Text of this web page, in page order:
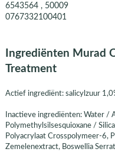
6543564 , 50009
0767332100401
Ingrediënten Murad
Treatment
Actief ingrediënt: salicylzuur
Inactieve ingrediënten: Water /
Polymethylsilsesquioxane /
Polyacrylaat Crosspolymeer-6,
Zemelenextract, Boswellia